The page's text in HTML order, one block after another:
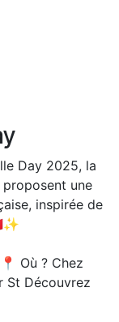
Day 2025, la
proposent une
inspirée de
Où ? Chez
St Découvrez